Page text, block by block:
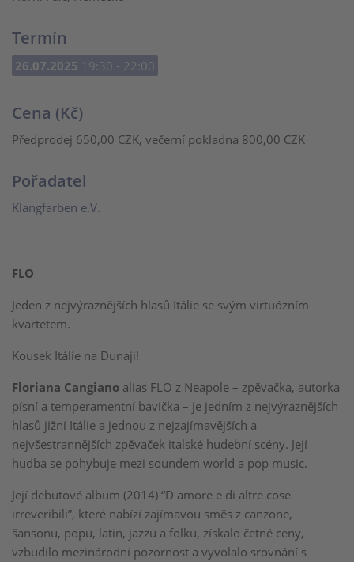
FLO
Jeden z nejvýraznějších hlasů Itálie se svým virtuózním
kvartetem.
Kousek Itálie na Dunaji!
Floriana Cangiano alias FLO z Neapole – zpěvačka, autorka
písní a temperamentní bavička – je jedním z nejvýraznějších
hlasů jižní Itálie a jednou z nejzajímavějších a
nejvšestrannějších zpěvaček italské hudební scény. Její
hudba se pohybuje mezi soundem world a pop music.
Její debutové album (2014) “D amore e di altre cose
irreveribili”, které nabízí zajímavou směs z canzone,
šansonu, popu, latin, jazzu a folku, získalo četné ceny,
vzbudilo mezinárodní pozornost a vyvolalo srovnání s
Termín
26.07.2025 19:30 - 22:00
Cena (Kč)
Předprodej 650,00 CZK, večerní pokladna 800,00 CZK
Pořadatel
Klangfarben e.V.